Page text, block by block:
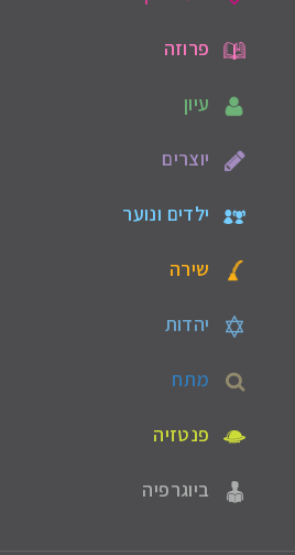
פרוזה
עיון
יוצרים
ילדים ונוער
שירה
יהדות
מתח
פנטזיה
ביוגרפיה